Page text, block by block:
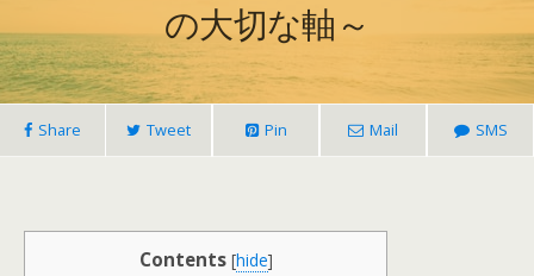
の大切な軸～
Share Tweet Pin Mail SMS
Contents [hide]